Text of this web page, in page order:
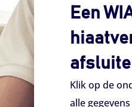
Een
Klik op de
alle